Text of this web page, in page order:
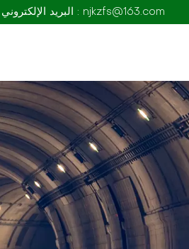
البريد الإلكتروني : njkzfs@163.com